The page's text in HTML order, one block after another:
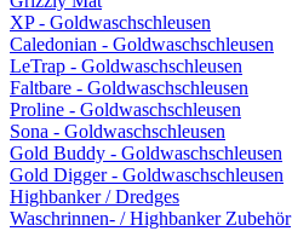
XP - Goldwaschschleusen
Caledonian - Goldwaschschleusen
LeTrap - Goldwaschschleusen
Faltbare - Goldwaschschleusen
Proline - Goldwaschschleusen
Sona - Goldwaschschleusen
Gold Buddy - Goldwaschschleusen
Gold Digger - Goldwaschschleusen
Highbanker / Dredges
Waschrinnen- / Highbanker Zubehör